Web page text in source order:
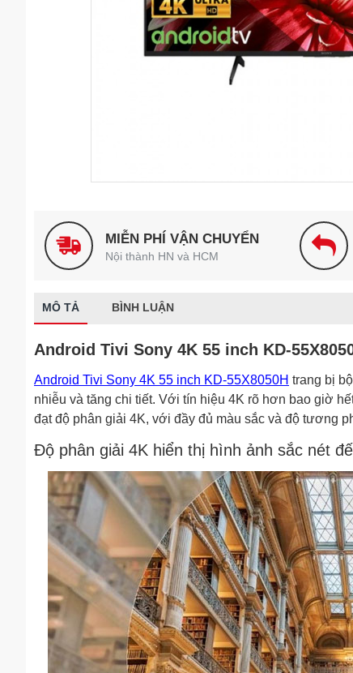
MIỄN PHÍ VẬN CHUYỂN
Nội thành HN và HCM
MÔ TẢ BÌNH LUẬN
Android Tivi Sony 4K 55 inch KD-
Android Tivi Sony 4K 55 inch KD-55X8050H trang bị
nhiễu và tăng chi tiết. Với tín hiệu 4K rõ hơn bao giờ
đạt độ phân giải 4K, với đầy đủ màu sắc và độ tương
Độ phân giải 4K hiển thị hình ảnh sắc nét